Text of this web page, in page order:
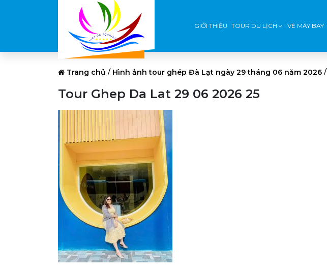
GIỚI THIỆU TOUR DU LỊCH VÉ MÁY BAY
Trang chủ / Hình ảnh tour ghép Đà Lạt ngày 29 tháng 06 năm 2026 /
Tour Ghep Da Lat 29 06 2026 25